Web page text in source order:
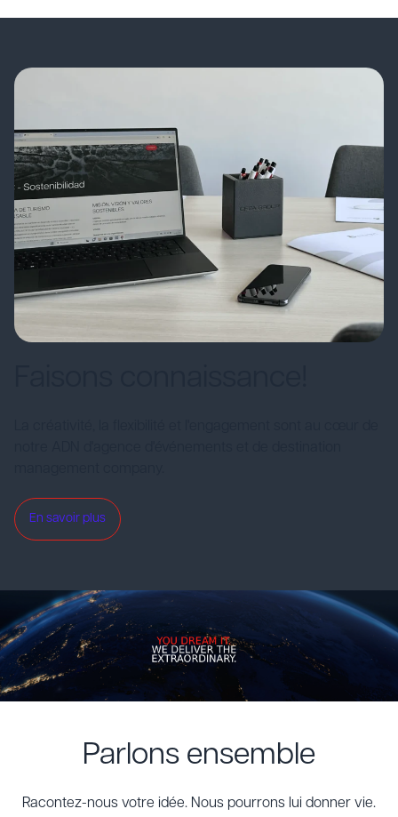
En savoir plus
Parlons ensemble
Racontez-nous votre idée. Nous pourrons lui donner vie.